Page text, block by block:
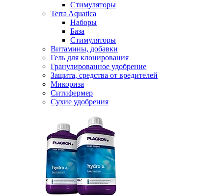
Стимуляторы
Terra Aquatica
Наборы
База
Стимуляторы
Витамины, добавки
Гель для клонирования
Гранулированное удобрение
Защита, средства от вредителей
Микориза
Ситифермер
Сухие удобрения